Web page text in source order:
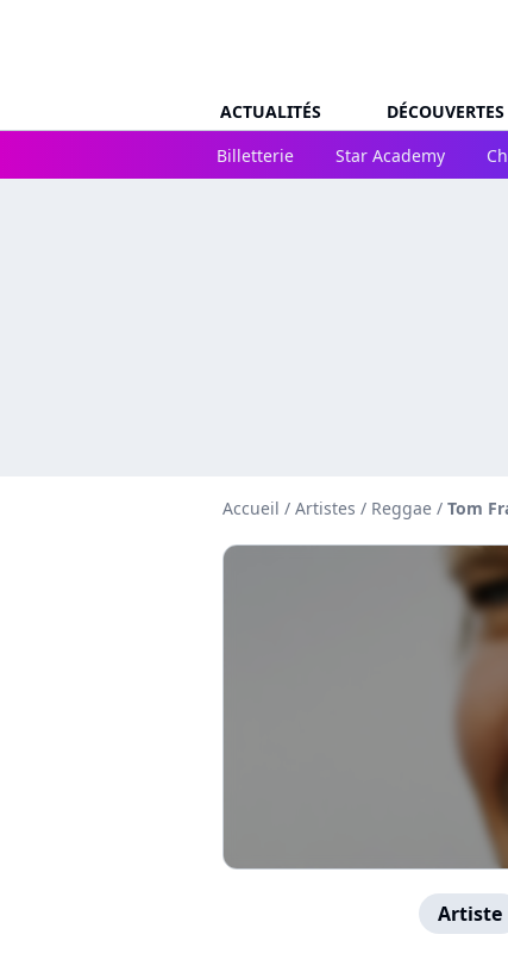
ACTUALITÉS DÉCOUVERTES
Billetterie
Star Academy
Accueil / Artistes / Reggae / Tom
Artiste